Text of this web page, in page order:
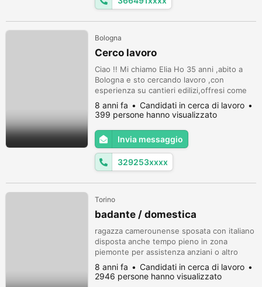
Bologna
Cerco lavoro
Ciao !! Mi chiamo Elia Ho 35 anni ,abito a
Bologna e sto cercando lavoro ,con
esperienza su cantieri edilizi,offresi come
tinteggiatore,piastrelista,cartongessista,imb
iancatura e altri lavori.Offro massima serieta
...mio numero di cellulare e 3292535888
8 anni fa
Candidati in cerca di lavoro
399 persone hanno visualizzato
Invia messaggio
329253xxxx
Torino
badante / domestica
ragazza camerounense sposata con italiano
disposta anche tempo pieno in zona
piemonte per assistenza anziani o altro
telefonare al sig. Sandro 334 218 9772
8 anni fa
Candidati in cerca di lavoro
2946 persone hanno visualizzato